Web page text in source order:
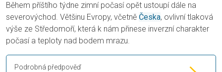
Během příštího týdne zimní počasí opět ustoupí dále na
severovýchod. Většinu Evropy, včetně Česka, ovlivní tlaková
výše ze Středomoří, která k nám přinese inverzní charakter
počasí a teploty nad bodem mrazu.
Podrobná předpověď